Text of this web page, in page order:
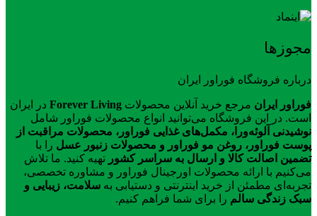
مجوزها
درباره فروشگاه فوراور ایران
فوراور ایران مرجع خرید آنلاین محصولات Forever Living در ایران
است. در این فروشگاه می‌توانید انواع محصولات فوراور شامل
نوشیدنی آلوئه‌ورا، مکمل‌های غذایی فوراور، محصولات مراقبت از
پوست فوراور، روغن مو فوراور و محصولات زنبور عسل را با
تضمین اصالت کالا و ارسال به سراسر کشور تهیه کنید. ما تلاش
می‌کنیم با ارائه محصولات اورجینال فوراور و مشاوره تخصصی،
تجربه‌ای مطمئن از خرید اینترنتی و دستیابی به سلامت، زیبایی و
سبک زندگی سالم را برای شما فراهم کنیم.